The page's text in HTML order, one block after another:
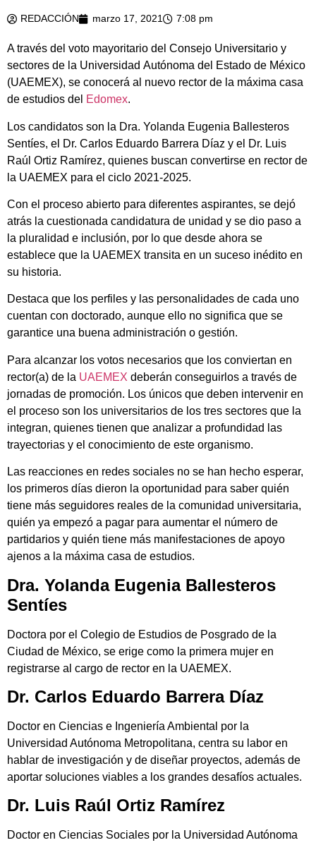
REDACCIÓN marzo 17, 2021 7:08 pm
A través del voto mayoritario del Consejo Universitario y
sectores de la Universidad Autónoma del Estado de México
(UAEMEX), se conocerá al nuevo rector de la máxima casa
de estudios del Edomex.
Los candidatos son la Dra. Yolanda Eugenia Ballesteros
Sentíes, el Dr. Carlos Eduardo Barrera Díaz y el Dr. Luis
Raúl Ortiz Ramírez, quienes buscan convertirse en rector de
la UAEMEX para el ciclo 2021-2025.
Con el proceso abierto para diferentes aspirantes, se dejó
atrás la cuestionada candidatura de unidad y se dio paso a
la pluralidad e inclusión, por lo que desde ahora se
establece que la UAEMEX transita en un suceso inédito en
su historia.
Destaca que los perfiles y las personalidades de cada uno
cuentan con doctorado, aunque ello no significa que se
garantice una buena administración o gestión.
Para alcanzar los votos necesarios que los conviertan en
rector(a) de la UAEMEX deberán conseguirlos a través de
jornadas de promoción. Los únicos que deben intervenir en
el proceso son los universitarios de los tres sectores que la
integran, quienes tienen que analizar a profundidad las
trayectorias y el conocimiento de este organismo.
Las reacciones en redes sociales no se han hecho esperar,
los primeros días dieron la oportunidad para saber quién
tiene más seguidores reales de la comunidad universitaria,
quién ya empezó a pagar para aumentar el número de
partidarios y quién tiene más manifestaciones de apoyo
ajenos a la máxima casa de estudios.
Dra. Yolanda Eugenia Ballesteros
Sentíes
Doctora por el Colegio de Estudios de Posgrado de la
Ciudad de México, se erige como la primera mujer en
registrarse al cargo de rector en la UAEMEX.
Dr. Carlos Eduardo Barrera Díaz
Doctor en Ciencias e Ingeniería Ambiental por la
Universidad Autónoma Metropolitana, centra su labor en
hablar de investigación y de diseñar proyectos, además de
aportar soluciones viables a los grandes desafíos actuales.
Dr. Luis Raúl Ortiz Ramírez
Doctor en Ciencias Sociales por la Universidad Autónoma